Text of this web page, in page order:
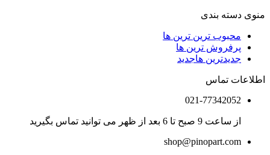
منوی دسته بندی
محبوب ترین ترین ها
پرفروش ترین ها
جدیدترین هاجدید
اطلاعات تماس
021-77342052
از ساعت 9 صبح تا 6 بعد از ظهر می توانید تماس بگیرید
shop@pinopart.com